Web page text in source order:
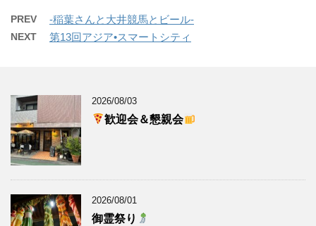
PREV -稲葉さんと大井競馬とビール-
NEXT 第13回アジア•スマートシティ
2026/08/03
歓迎会＆懇親会
2026/08/01
御霊祭り